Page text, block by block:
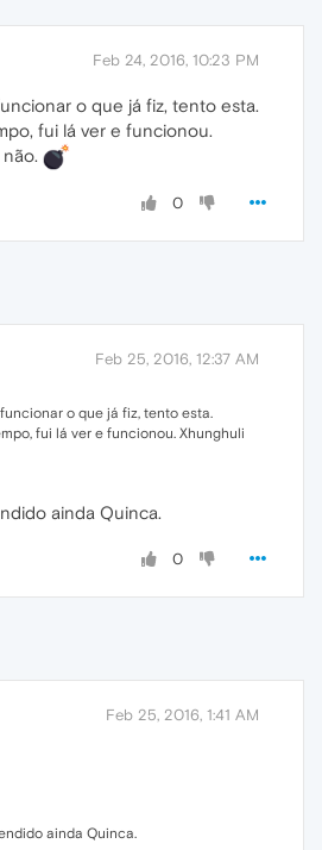
Feb 24, 2016, 10:23 PM
o que já fiz, tento esta.
fui lá ver e funcionou.
0
Feb 25, 2016, 12:37 AM
o que já fiz, tento esta.
fui lá ver e funcionou. Xhunghuli
ainda Quinca.
0
Feb 25, 2016, 1:41 AM
ainda Quinca.